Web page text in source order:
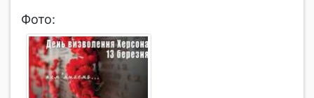
Фото: